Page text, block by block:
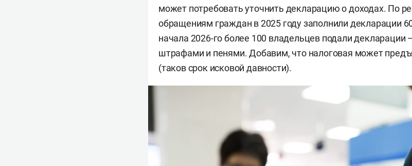
может потребовать уточнить декларацию о доходах. По
обращениям граждан в 2025 году заполнили декларации
начала 2026-го более 100 владельцев подали декларации
штрафами и пенями. Добавим, что налоговая может
(таков срок исковой давности).